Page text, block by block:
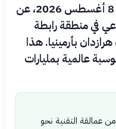
أعلنت شركة فايربيرد الأمريكية في 8 أغسطس 2026، عن
في منطقة رابطة
بأرمينيا. هذا
عالمية بمليارات
عمالقة التقنية نحو